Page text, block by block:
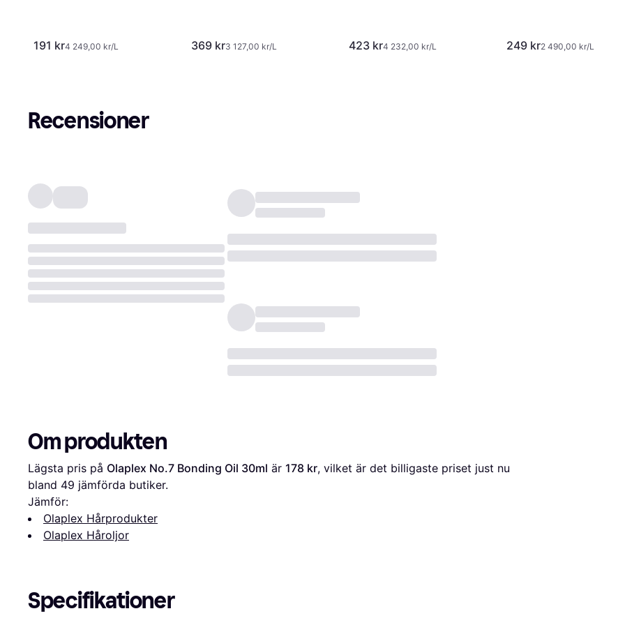
191 kr4 249,00 kr/L 369 kr3 127,00 kr/L 423 kr4 232,00 kr/L 249 kr2 490,00 kr/L
Recensioner
Om produkten
Lägsta pris på Olaplex No.7 Bonding Oil 30ml är 178 kr, vilket är det billigaste priset just nu
bland 49 jämförda butiker.
Jämför:
Olaplex Hårprodukter
Olaplex Håroljor
Specifikationer